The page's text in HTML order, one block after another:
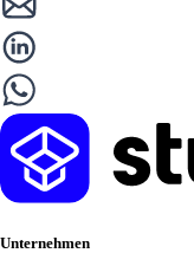
Unternehmen